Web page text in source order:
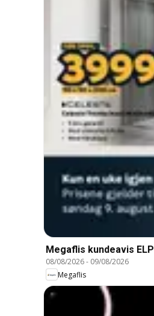
Megaflis kundeavis ELP
08/08/2026- 09/08/2026
Megaflis